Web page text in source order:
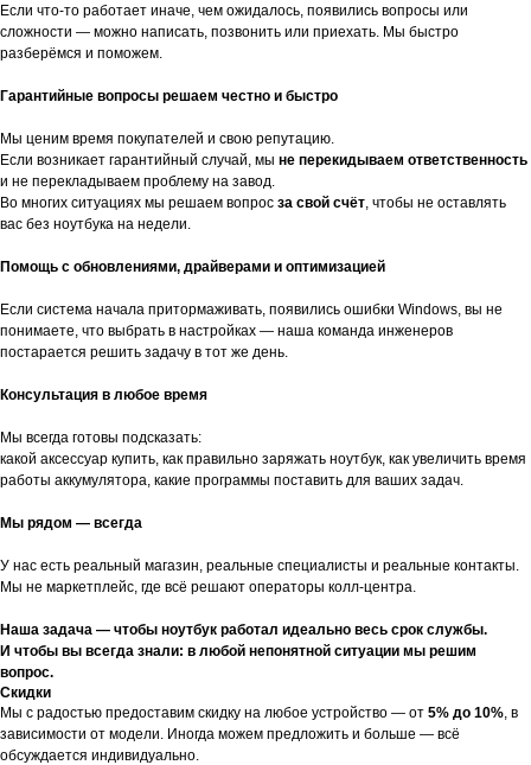
Если что-то работает иначе, чем ожидалось, появились вопросы или
сложности — можно написать, позвонить или приехать. Мы быстро
разберёмся и поможем.
Гарантийные вопросы решаем честно и быстро
Мы ценим время покупателей и свою репутацию.
Если возникает гарантийный случай, мы не перекидываем ответственность
и не перекладываем проблему на завод.
Во многих ситуациях мы решаем вопрос за свой счёт, чтобы не оставлять
вас без ноутбука на недели.
Помощь с обновлениями, драйверами и оптимизацией
Если система начала притормаживать, появились ошибки Windows, вы не
понимаете, что выбрать в настройках — наша команда инженеров
постарается решить задачу в тот же день.
Консультация в любое время
Мы всегда готовы подсказать:
какой аксессуар купить, как правильно заряжать ноутбук, как увеличить время
работы аккумулятора, какие программы поставить для ваших задач.
Мы рядом — всегда
У нас есть реальный магазин, реальные специалисты и реальные контакты.
Мы не маркетплейс, где всё решают операторы колл-центра.
Наша задача — чтобы ноутбук работал идеально весь срок службы.
И чтобы вы всегда знали: в любой непонятной ситуации мы решим
вопрос.
Скидки
Мы с радостью предоставим скидку на любое устройство — от 5% до 10%, в
зависимости от модели. Иногда можем предложить и больше — всё
обсуждается индивидуально.